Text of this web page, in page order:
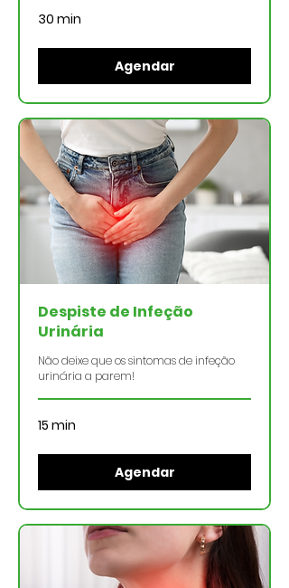
30 min
Agendar
Despiste de Infeção
Urinária
Não deixe que os sintomas de infeção
urinária a parem!
15 min
Agendar